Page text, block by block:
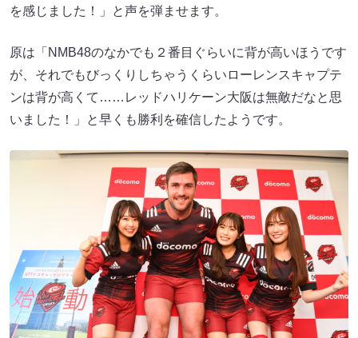
を感じました！」と声を弾ませます。
原は「NMB48のなかでも２番目ぐらいに背が高いほうです
が、それでもびっくりしちゃうくらいローレンスキャプテ
ンは背が高くて……レッドハリケーン大阪は無敵だなと思
いました！」と早くも勝利を確信したようです。